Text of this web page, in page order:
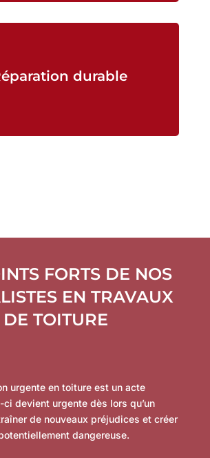
durable
FORTS DE NOS
EN TRAVAUX
DE TOITURE
urgente en toiture est un acte
devient urgente dès lors qu’un
de nouveaux préjudices et créer
dangereuse.